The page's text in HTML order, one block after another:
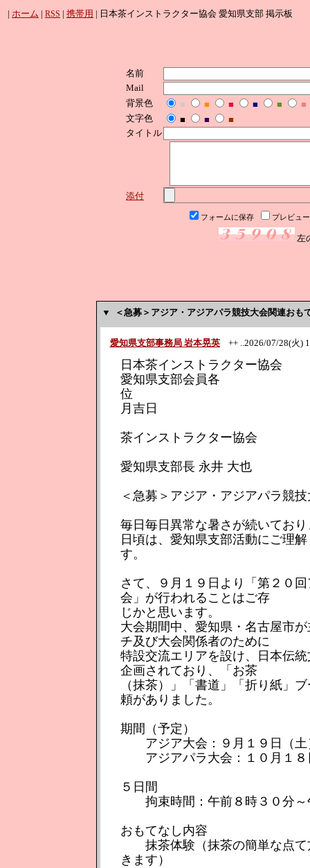
| ホーム | RSS | 携帯用 | 日本茶インストラクター協会 愛知県支部 掲示板
名前
Mail
背景色
■ ■ ■ ■ ■
■
文字色
■ ■
■
タイトル
添付
フォームに保存 プレビュー
左
▼ ＜急募＞アジア・アジアパラ競技大会関連おも
愛知県支部事務局 岩本晃英++ ..2026/07/28(火)
日本茶インストラクター協会
愛知県支部会員各
位 令
月吉日
茶インストラクター協会
愛知県支部長 永井 大也
＜急募＞アジア・アジアパラ競
毎日毎日異常な暑さが続いてお
日頃は、愛知県支部活動にご理
す。
さて、９月１９日より「第２０
会」が行われることはご存
じかと思います。
大会期間中、愛知県・名古屋市
チ及び大会関係者のために
特設交流エリアを設け、日本伝
企画されており、「お茶
（抹茶）」「書道」「折り紙」
頼がありました。
期間（予定）
アジア大会：９月１９日（土
アジアパラ大会：１０月１８
５日間
拘束時間：午前８時３０分～
おもてなし内容
抹茶体験（抹茶の簡単な点て
きます）